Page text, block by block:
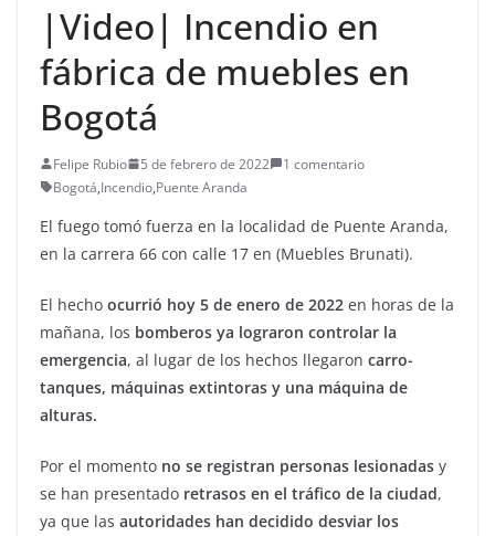
|Video| Incendio en
fábrica de muebles en
Bogotá
Felipe Rubio 5 de febrero de 2022
1 comentario
Bogotá,Incendio,Puente Aranda
El fuego tomó fuerza en la localidad de Puente Aranda,
en la carrera 66 con calle 17 en (Muebles Brunati).
El hecho ocurrió hoy 5 de enero de 2022 en horas de la
mañana, los bomberos ya lograron controlar la
emergencia, al lugar de los hechos llegaron carro-
tanques, máquinas extintoras y una máquina de
alturas.
Por el momento no se registran personas lesionadas y
se han presentado retrasos en el tráfico de la ciudad,
ya que las autoridades han decidido desviar los